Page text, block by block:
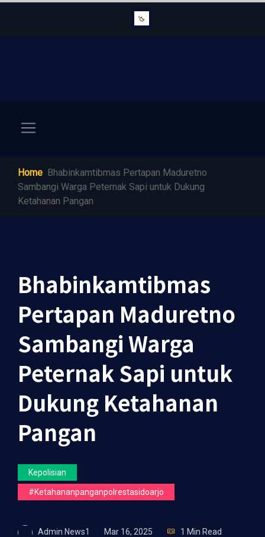
Home Bhabinkamtibmas Pertapan Maduretno
Sambangi Warga Peternak Sapi untuk Dukung
Ketahanan Pangan
Bhabinkamtibmas
Pertapan Maduretno
Sambangi Warga
Peternak Sapi untuk
Dukung Ketahanan
Pangan
Kepolisian
#ketahananpanganpolrestasidoarjo
Admin News1 Mar 16, 2025 1 Min Read